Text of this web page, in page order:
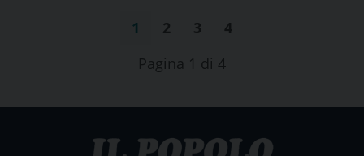
1 2 3
4
Pagina 1 di 4